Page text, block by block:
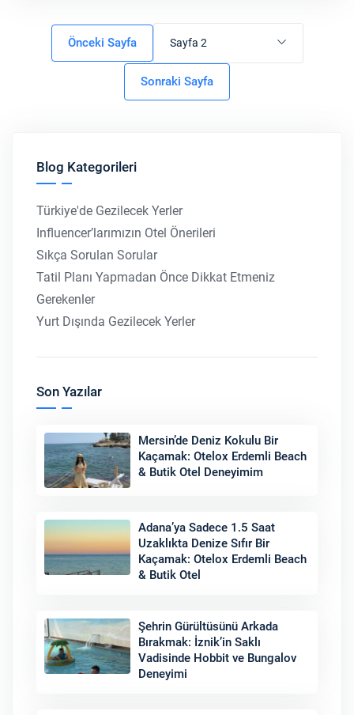
Önceki Sayfa Sayfa 2
Sonraki Sayfa
Blog Kategorileri
Türkiye'de Gezilecek Yerler
Influencer’larımızın Otel Önerileri
Sıkça Sorulan Sorular
Tatil Planı Yapmadan Önce Dikkat Etmeniz
Gerekenler
Yurt Dışında Gezilecek Yerler
Son Yazılar
Mersin’de Deniz Kokulu Bir
Kaçamak: Otelox Erdemli Beach
& Butik Otel Deneyimim
Adana’ya Sadece 1.5 Saat
Uzaklıkta Denize Sıfır Bir
Kaçamak: Otelox Erdemli Beach
& Butik Otel
Şehrin Gürültüsünü Arkada
Bırakmak: İznik’in Saklı
Vadisinde Hobbit ve Bungalov
Deneyimi